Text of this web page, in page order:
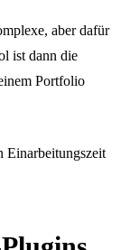
aber dafür
ist dann die
Portfolio
Einarbeitungszeit